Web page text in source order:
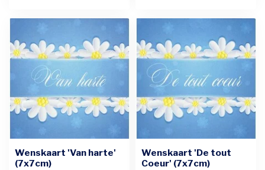
Wenskaart 'Van harte'
(7x7cm)
Wenskaart 'De tout
Coeur' (7x7cm)